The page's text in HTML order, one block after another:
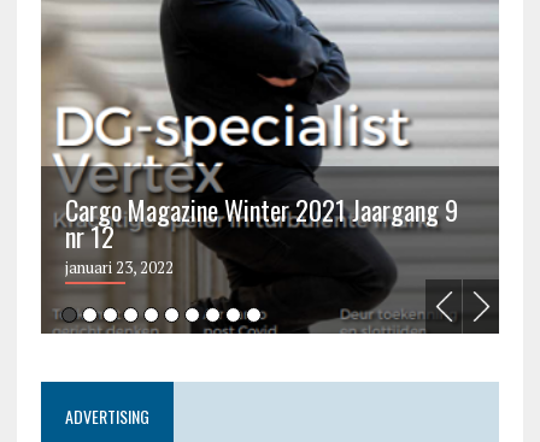
Cargo Magazine Winter 2021 Jaargang 9
nr 12
januari 23, 2022
ADVERTISING